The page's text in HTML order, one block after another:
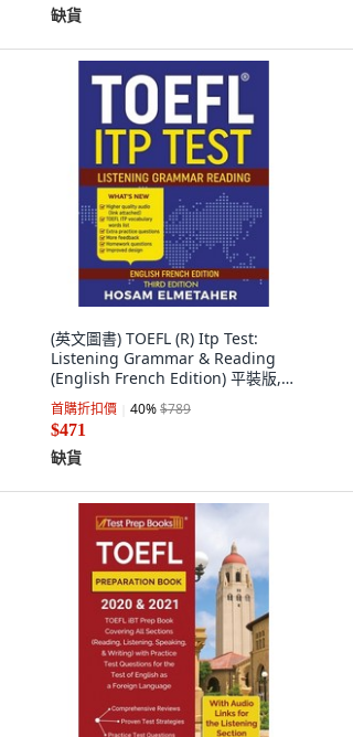
缺貨
(英文圖書) TOEFL (R) Itp Test:
Listening Grammar & Reading
(English French Edition) 平裝版,
Independently Published, 英文
首購折扣價 40%$789
$471
缺貨